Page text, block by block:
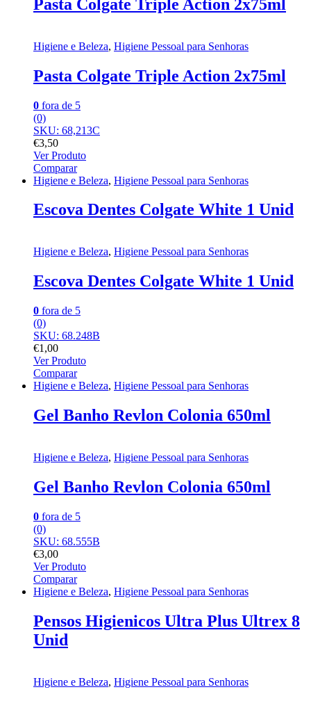
Pasta Colgate Triple Action 2x75ml
Higiene e Beleza, Higiene Pessoal para Senhoras
Pasta Colgate Triple Action 2x75ml
0 fora de 5
(0)
SKU: 68,213C
€3,50
Ver Produto
Comparar
Higiene e Beleza, Higiene Pessoal para Senhoras
Escova Dentes Colgate White 1 Unid
Higiene e Beleza, Higiene Pessoal para Senhoras
Escova Dentes Colgate White 1 Unid
0 fora de 5
(0)
SKU: 68.248B
€1,00
Ver Produto
Comparar
Higiene e Beleza, Higiene Pessoal para Senhoras
Gel Banho Revlon Colonia 650ml
Higiene e Beleza, Higiene Pessoal para Senhoras
Gel Banho Revlon Colonia 650ml
0 fora de 5
(0)
SKU: 68.555B
€3,00
Ver Produto
Comparar
Higiene e Beleza, Higiene Pessoal para Senhoras
Pensos Higienicos Ultra Plus Ultrex 8
Unid
Higiene e Beleza, Higiene Pessoal para Senhoras